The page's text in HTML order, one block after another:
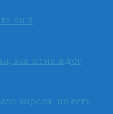
он в
как жена ждёт
короля, но есть